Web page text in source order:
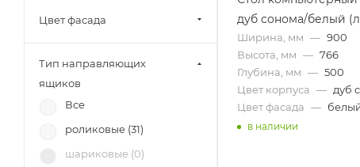
дуб сонома/белый
Ширина, мм — 900
Высота, мм — 766
Глубина, мм — 500
Цвет корпуса — дуб
Цвет фасада —
в наличии
Mobi (30
Мебель-24 (2)
Цвет фасада
Тип направляющих
ящиков
Все
роликовые (31)
шариковые (0)